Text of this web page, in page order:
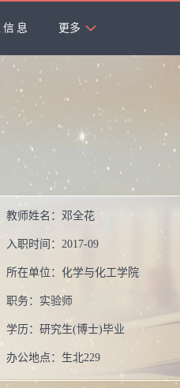
息 更多
教师姓名： 邓全花
入职时间： 2017-09
所在单位： 化学与化工学院
职务： 实验师
学历： 研究生(博士)毕业
办公地点： 生北229